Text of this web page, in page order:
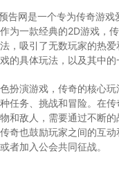
告网是一个专为传奇游戏
为一款经典的2D游戏，
，吸引了无数玩家的热
的具体玩法，以及其中的
扮演游戏，传奇的核心玩
任务、挑战和冒险。在
和敌人，需要通过不断
奇也鼓励玩家之间的互
者加入公会共同征战。